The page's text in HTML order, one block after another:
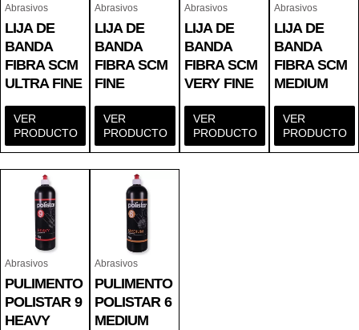
Abrasivos
LIJA DE
BANDA
FIBRA SCM
ULTRA FINE
VER
PRODUCTO
Abrasivos
LIJA DE
BANDA
FIBRA SCM
FINE
VER
PRODUCTO
Abrasivos
LIJA DE
BANDA
FIBRA SCM
VERY FINE
VER
PRODUCTO
Abrasivos
LIJA DE
BANDA
FIBRA SCM
MEDIUM
VER
PRODUCTO
Abrasivos
PULIMENTO
POLISTAR 9
HEAVY
Abrasivos
PULIMENTO
POLISTAR 6
MEDIUM